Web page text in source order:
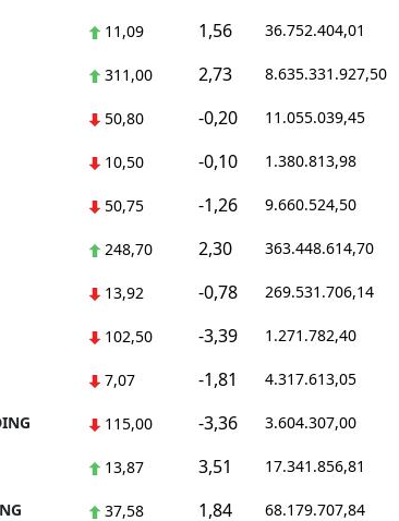
11,09 1,56 36.752.404,01
311,00 2,73 8.635.331.927,50
50,80 -0,20 11.055.039,45
10,50 -0,10 1.380.813,98
50,75 -1,26 9.660.524,50
248,70 2,30 363.448.614,70
13,92 -0,78 269.531.706,14
102,50 -3,39 1.271.782,40
7,07 -1,81 4.317.613,05
115,00 -3,36 3.604.307,00
13,87 3,51 17.341.856,81
37,58 1,84 68.179.707,84